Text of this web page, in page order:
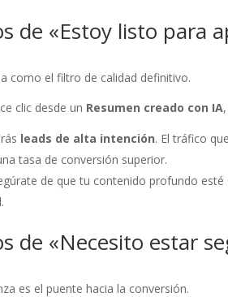
de «Estoy listo para
como el filtro de calidad definitivo.
clic desde un Resumen creado con IA
leads de alta intención. El tráfico
tasa de conversión superior.
de que tu contenido profundo
de «Necesito estar
es el puente hacia la conversión.